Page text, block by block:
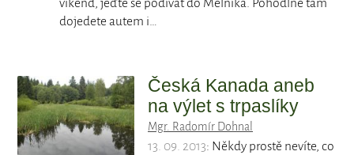
víkend, jeďte se podívat do Mělníka. Pohodlně tam
dojedete autem i…
Česká Kanada aneb
na výlet s trpaslíky
Mgr. Radomír Dohnal
13. 09. 2013: Někdy prostě nevíte, co